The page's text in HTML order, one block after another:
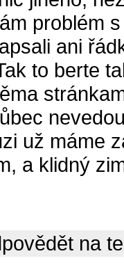
problém
ani
to berte
už máme
a klidný
na